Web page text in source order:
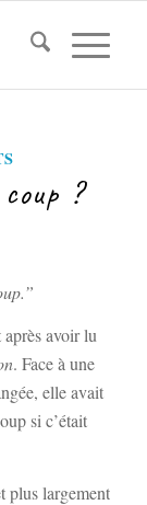
?
après avoir lu
. Face à une
elle avait
si c’était
plus largement